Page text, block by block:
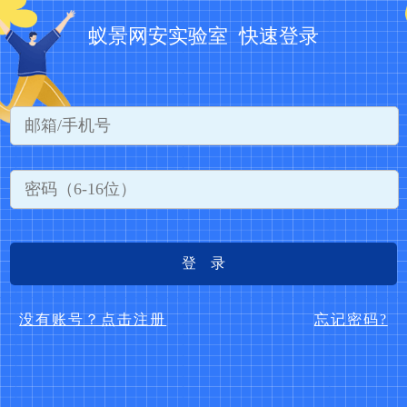
蚁景网安实验室 快速登录
登 录
没有账号？点击注册 忘记密码?